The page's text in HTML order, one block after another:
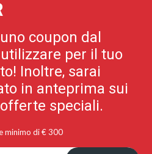
coupon dal
per il tuo
Inoltre, sarai
in anteprima sui
speciali.
minimo di € 300